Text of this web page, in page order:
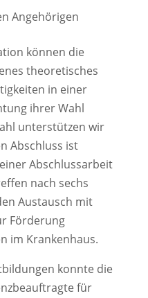
Angehörigen
können die
theoretisches
in einer
ihrer Wahl
unterstützen wir
Abschluss ist
Abschlussarbeit
nach sechs
Austausch mit
Förderung
im Krankenhaus.
konnte die
für